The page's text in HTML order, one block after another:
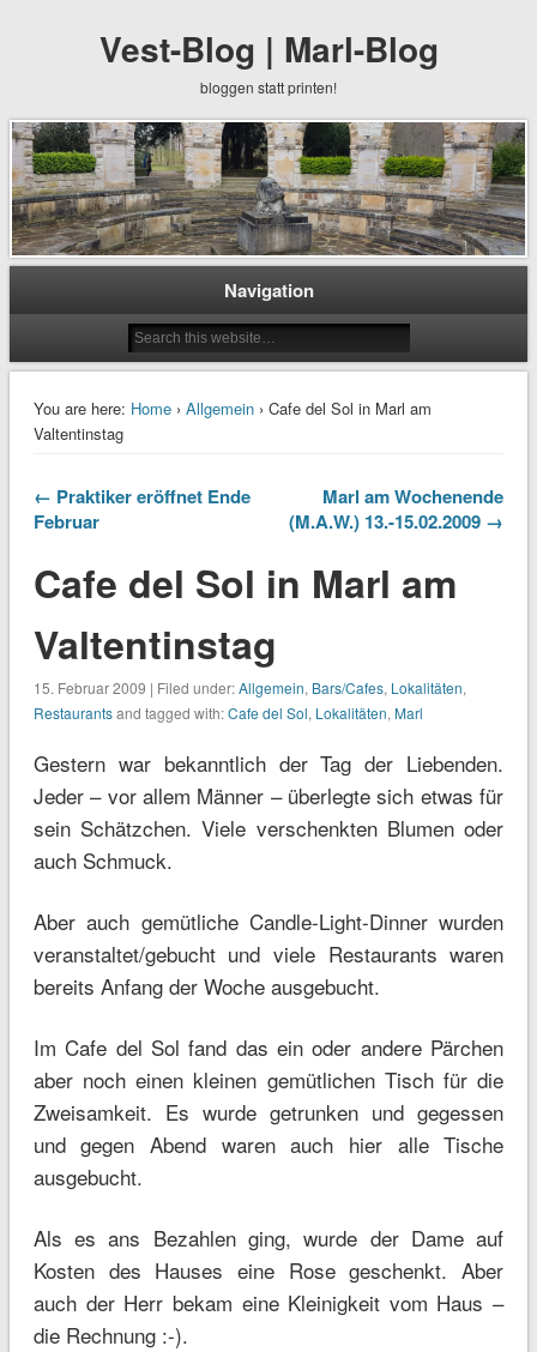
Vest-Blog | Marl-Blog
bloggen statt printen!
Navigation
You are here: Home› Allgemein› Cafe del Sol in Marl am
Valtentinstag
← Praktiker eröffnet Ende
Februar
Marl am Wochenende
(M.A.W.) 13.-15.02.2009 →
Cafe del Sol in Marl am
Valtentinstag
15. Februar 2009 | Filed under:Allgemein, Bars/Cafes, Lokalitäten,
Restaurantsand tagged with:Cafe del Sol, Lokalitäten, Marl
Gestern war bekanntlich der Tag der Liebenden.
Jeder – vor allem Männer – überlegte sich etwas für
sein Schätzchen. Viele verschenkten Blumen oder
auch Schmuck.
Aber auch gemütliche Candle-Light-Dinner wurden
veranstaltet/gebucht und viele Restaurants waren
bereits Anfang der Woche ausgebucht.
Im Cafe del Sol fand das ein oder andere Pärchen
aber noch einen kleinen gemütlichen Tisch für die
Zweisamkeit. Es wurde getrunken und gegessen
und gegen Abend waren auch hier alle Tische
ausgebucht.
Als es ans Bezahlen ging, wurde der Dame auf
Kosten des Hauses eine Rose geschenkt. Aber
auch der Herr bekam eine Kleinigkeit vom Haus –
die Rechnung :-).